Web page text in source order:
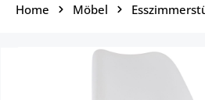
Home Möbel